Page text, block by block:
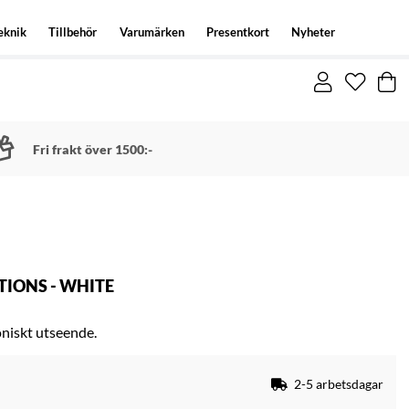
Tillbehör Varumärken Presentkort Nyheter
Fri frakt över 1500:-
- WHITE
utseende.
2-5 arbetsdagar